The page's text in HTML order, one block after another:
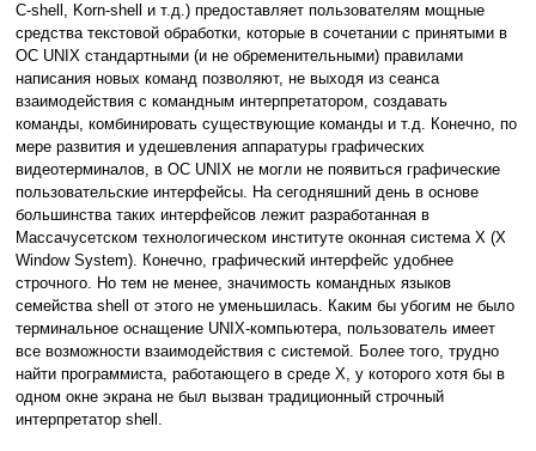
C-shell, Korn-shell и т.д.) предоставляет пользователям мощные
средства текстовой обработки, которые в сочетании с принятыми в
ОС UNIX стандартными (и не обременительными) правилами
написания новых команд позволяют, не выходя из сеанса
взаимодействия с командным интерпретатором, создавать
команды, комбинировать существующие команды и т.д. Конечно, по
мере развития и удешевления аппаратуры графических
видеотерминалов, в ОС UNIX не могли не появиться графические
пользовательские интерфейсы. На сегодняшний день в основе
большинства таких интерфейсов лежит разработанная в
Массачусетском технологическом институте оконная система X (X
Window System). Конечно, графический интерфейс удобнее
строчного. Но тем не менее, значимость командных языков
семейства shell от этого не уменьшилась. Каким бы убогим не было
терминальное оснащение UNIX-компьютера, пользователь имеет
все возможности взаимодействия с системой. Более того, трудно
найти программиста, работающего в среде X, у которого хотя бы в
одном окне экрана не был вызван традиционный строчный
интерпретатор shell.